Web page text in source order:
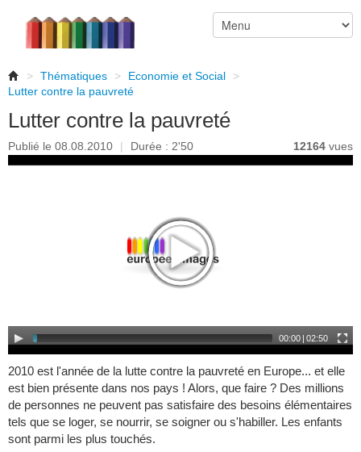
> Thématiques > Economie et Social
>
Lutter contre la pauvreté
Lutter contre la pauvreté
Publié le 08.08.2010 | Durée : 2'50 12164 vues
00:00 | 02:50
2010 est l'année de la lutte contre la pauvreté en Europe... et elle
est bien présente dans nos pays ! Alors, que faire ? Des millions
de personnes ne peuvent pas satisfaire des besoins élémentaires
tels que se loger, se nourrir, se soigner ou s'habiller. Les enfants
sont parmi les plus touchés.